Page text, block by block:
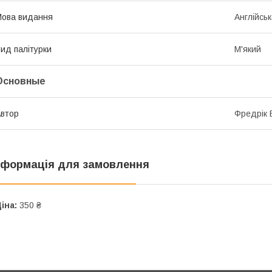
видання
палітурки М'який
Фредрік
для замовлення
350 ₴